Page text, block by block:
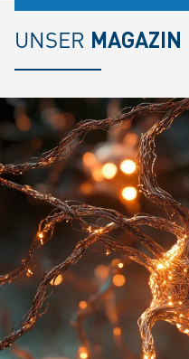
UNSER MAGAZIN